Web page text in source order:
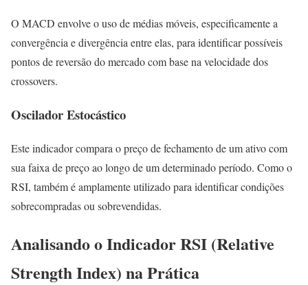
O MACD envolve o uso de médias móveis, especificamente a
convergência e divergência entre elas, para identificar possíveis
pontos de reversão do mercado com base na velocidade dos
crossovers.
Oscilador Estocástico
Este indicador compara o preço de fechamento de um ativo com
sua faixa de preço ao longo de um determinado período. Como o
RSI, também é amplamente utilizado para identificar condições
sobrecompradas ou sobrevendidas.
Analisando o Indicador RSI (Relative
Strength Index) na Prática